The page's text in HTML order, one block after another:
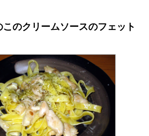
このクリームソースのフェット